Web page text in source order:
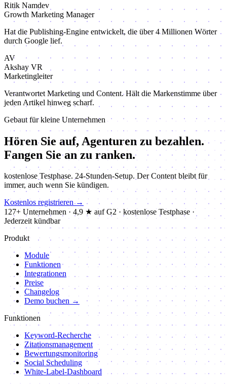
Ritik Namdev
Growth Marketing Manager
Hat die Publishing-Engine entwickelt, die über 4 Millionen Wörter
durch Google lief.
AV
Akshay VR
Marketingleiter
Verantwortet Marketing und Content. Hält die Markenstimme über
jeden Artikel hinweg scharf.
Gebaut für kleine Unternehmen
Hören Sie auf, Agenturen zu bezahlen.
Fangen Sie an zu ranken.
kostenlose Testphase. 24-Stunden-Setup. Der Content bleibt für
immer, auch wenn Sie kündigen.
Kostenlos registrieren→
127+ Unternehmen · 4,9 ★ auf G2 · kostenlose Testphase ·
Jederzeit kündbar
Produkt
Module
Funktionen
Integrationen
Preise
Changelog
Demo buchen →
Funktionen
Keyword-Recherche
Zitationsmanagement
Bewertungsmonitoring
Social Scheduling
White-Label-Dashboard